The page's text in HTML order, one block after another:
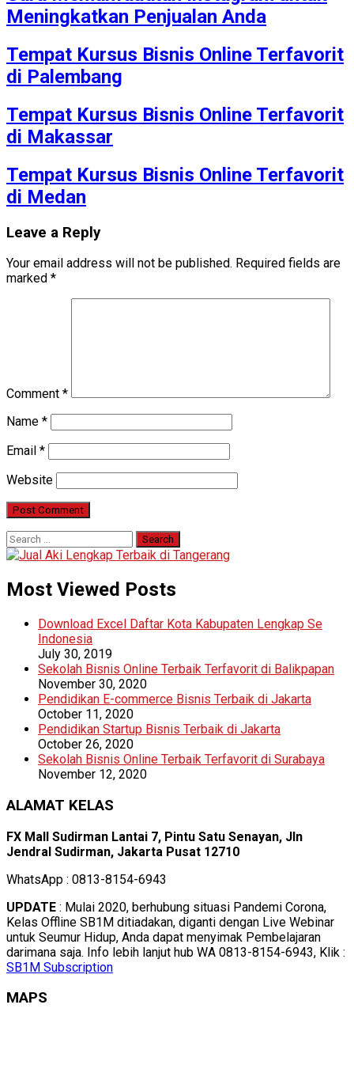
Meningkatkan Penjualan Anda
Tempat Kursus Bisnis Online Terfavorit
di Palembang
Tempat Kursus Bisnis Online Terfavorit
di Makassar
Tempat Kursus Bisnis Online Terfavorit
di Medan
Leave a Reply
Your email address will not be published. Required fields are
marked *
Comment *
Name *
Email *
Website
Search
for:
Most Viewed Posts
Download Excel Daftar Kota Kabupaten Lengkap Se
Indonesia
July 30, 2019
Sekolah Bisnis Online Terbaik Terfavorit di Balikpapan
November 30, 2020
Pendidikan E-commerce Bisnis Terbaik di Jakarta
October 11, 2020
Pendidikan Startup Bisnis Terbaik di Jakarta
October 26, 2020
Sekolah Bisnis Online Terbaik Terfavorit di Surabaya
November 12, 2020
ALAMAT KELAS
FX Mall Sudirman Lantai 7, Pintu Satu Senayan, Jln
Jendral Sudirman, Jakarta Pusat 12710
WhatsApp : 0813-8154-6943
UPDATE : Mulai 2020, berhubung situasi Pandemi Corona,
Kelas Offline SB1M ditiadakan, diganti dengan Live Webinar
untuk Seumur Hidup, Anda dapat menyimak Pembelajaran
darimana saja. Info lebih lanjut hub WA 0813-8154-6943, Klik :
SB1M Subscription
MAPS